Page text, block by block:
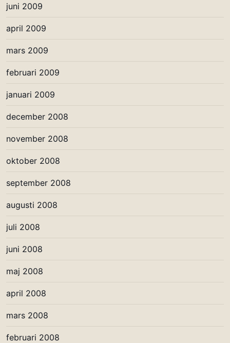
juni 2009
april 2009
mars 2009
februari 2009
januari 2009
december 2008
november 2008
oktober 2008
september 2008
augusti 2008
juli 2008
juni 2008
maj 2008
april 2008
mars 2008
februari 2008